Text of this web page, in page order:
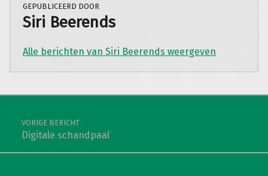
GEPUBLICEERD DOOR
Siri Beerends
Alle berichten van Siri Beerends weergeven
Teruggaan naar de hoofdnavigatie
Berichtnavigatie
VORIGE BERICHT
Digitale schandpaal